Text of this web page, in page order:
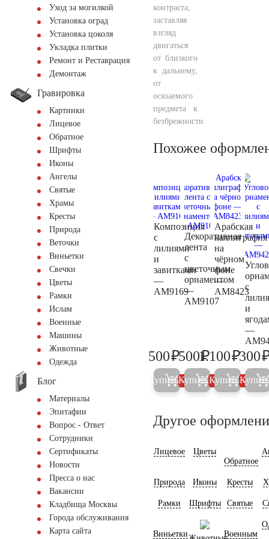
Уход за могилкой
Установка оград
Установка цоколя
Укладка плитки
Ремонт и Реставрация
Демонтаж
Гравировка
Картинки
Лицевое
Обратное
Шрифты
Иконы
Ангелы
Святые
Храмы
Кресты
Природа
Веточки
Виньетки
Свечки
Цветы
Рамки
Ислам
Военные
Машины
Животные
Одежда
Блог
Материалы
Эпитафии
Вопрос - Ответ
Сотрудники
Сертификаты
Новости
Пресса о нас
Вакансии
Кладбища Москвы
Города обслуживания
Карта сайта
контраста,
заставляя
взгляд
двигаться
от близкого
к дальнему,
от
осязаемого
предмета к
безбрежности.
Похожее
Композиция
с
лилиями
и
завитками
—
AM9169
500
500₽
Купить 5%
Декоративная
лента
с
цветочным
орнаментом
—
AM9107
500
500₽
Купить 5%
Арабская
каллиграфия
на
чёрном
фоне
—
AM8423
1.200
1.100₽
Купить 5%
с
и
—
300
Купить
Другое
Лицевое
Цветы
Обратное
Природа Иконы Кресты
Рамки Шрифты Святые
Виньетки Военным